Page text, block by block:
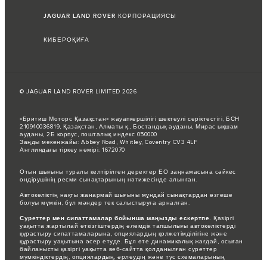
JAGUAR LAND ROVER КОРПОРАЦИЯСЫ
КИБЕРОҚИҒА
© JAGUAR LAND ROVER LIMITED 2026
«Бритиш Моторс Қазақстан» жауапкершілігі шектеулі серіктестігі, БСН
210940036819, Қазақстан, Алматы қ., Бостандық ауданы, Мирас ықшам
ауданы, 2Б корпус, пошталық индекс 050000
Заңды мекенжайы: Abbey Road, Whitley, Coventry CV3 4LF
Англиядағы тіркеу нөмірі: 1672070
Отын шығыны туралы келтірілген деректер ЕО заңнамасына сәйкес
өндірушінің ресми сынақтарының нәтижесінде алынған.
Автокөліктің нақты жанармай шығыны мұндай сынақтардан өзгеше
болуы мүмкін, бұл мәндер тек салыстыруға арналған.
Суреттер мен сипаттамалар бойынша маңызды ескертпе. Қазіргі
уақытта жартылай өткізгіштердің әлемдік тапшылығы автокөліктерді
құрастыру сипаттамаларына, опциялардың қолжетімділігіне және
құрастыру уақытына әсер етуде. Бұл өте динамикалық жағдай, осыған
байланысты қазіргі уақытта веб-сайтта қолданылған суреттер
мүмкіндіктердің, опциялардың, әрлеудің және түс схемаларының